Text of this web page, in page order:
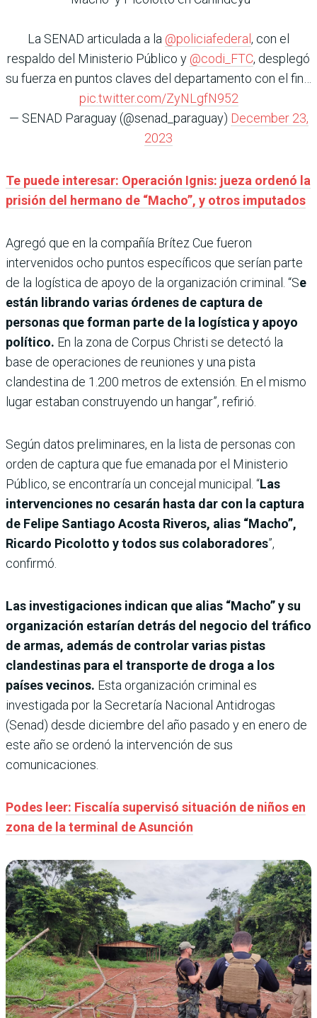
La SENAD articulada a la @policiafederal, con el
respaldo del Ministerio Público y @codi_FTC, desplegó
su fuerza en puntos claves del departamento con el fin…
pic.twitter.com/ZyNLgfN952
— SENAD Paraguay (@senad_paraguay) December 23,
2023
Te puede interesar: Operación Ignis: jueza ordenó la
prisión del hermano de “Macho”, y otros imputados
Agregó que en la compañía Brítez Cue fueron
intervenidos ocho puntos específicos que serían parte
de la logística de apoyo de la organización criminal. “Se
están librando varias órdenes de captura de
personas que forman parte de la logística y apoyo
político. En la zona de Corpus Christi se detectó la
base de operaciones de reuniones y una pista
clandestina de 1.200 metros de extensión. En el mismo
lugar estaban construyendo un hangar”, refirió.
Según datos preliminares, en la lista de personas con
orden de captura que fue emanada por el Ministerio
Público, se encontraría un concejal municipal. “Las
intervenciones no cesarán hasta dar con la captura
de Felipe Santiago Acosta Riveros, alias “Macho”,
Ricardo Picolotto y todos sus colaboradores”,
confirmó.
Las investigaciones indican que alias “Macho” y su
organización estarían detrás del negocio del tráfico
de armas, además de controlar varias pistas
clandestinas para el transporte de droga a los
países vecinos. Esta organización criminal es
investigada por la Secretaría Nacional Antidrogas
(Senad) desde diciembre del año pasado y en enero de
este año se ordenó la intervención de sus
comunicaciones.
Podes leer: Fiscalía supervisó situación de niños en
zona de la terminal de Asunción